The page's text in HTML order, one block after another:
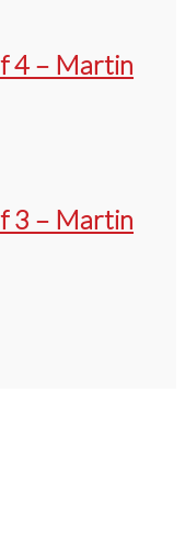
4 – Martin
3 – Martin